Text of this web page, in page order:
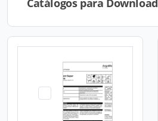
Catálogos para Download